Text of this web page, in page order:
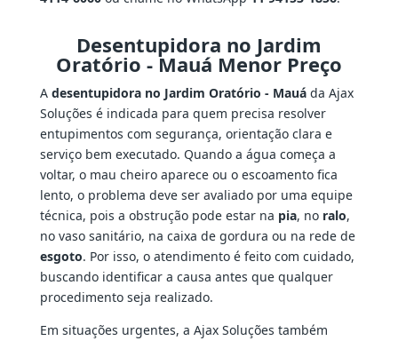
Desentupidora no Jardim
Oratório - Mauá Menor Preço
A desentupidora no Jardim Oratório - Mauáda Ajax
Soluções é indicada para quem precisa resolver
entupimentos com segurança, orientação clara e
serviço bem executado. Quando a água começa a
voltar, o mau cheiro aparece ou o escoamento fica
lento, o problema deve ser avaliado por uma equipe
técnica, pois a obstrução pode estar na pia, no ralo,
no vaso sanitário, na caixa de gordura ou na rede de
esgoto. Por isso, o atendimento é feito com cuidado,
buscando identificar a causa antes que qualquer
procedimento seja realizado.
Em situações urgentes, a Ajax Soluções também